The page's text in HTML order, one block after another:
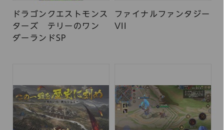
ドラゴンクエストモンス
ターズ テリーのワン
ダーランドSP
ファイナルファンタジー
VII